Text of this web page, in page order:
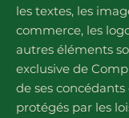
les textes, les
commerce, les
autres éléments
exclusive de
de ses
protégés par les